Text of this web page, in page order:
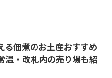
る佃煮のお土産おすすめ
温・改札内の売り場も紹